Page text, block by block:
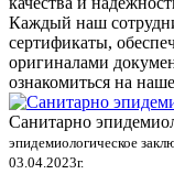
Каждый наш
сертификаты,
оригиналами
ознакомиться на
Санитарно
эпидемиологическое
03.04.2023г.